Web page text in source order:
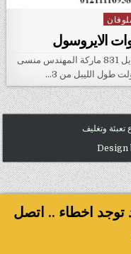
الايروسول
ماكينة لصق الليبل على عبوات الايروسول موديل 831 ماركة المهندس منسى
Design
40 % ... قد توجد اخطاء .. اتصل